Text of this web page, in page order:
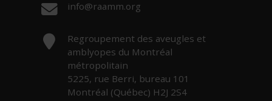
Courriel :
info@raamm.org
Adresse :
Regroupement des aveugles et
amblyopes du Montréal
métropolitain
5225, rue Berri, bureau 101
Montréal (Québec) H2J 2S4